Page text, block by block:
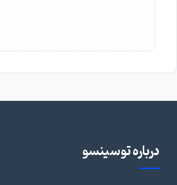
درباره توسینسو